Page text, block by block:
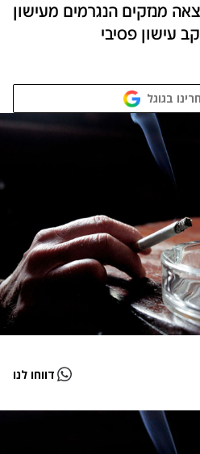
מנזקים הנגרמים מעישון
עישון פסיבי
בגוגל
דווחו לנו